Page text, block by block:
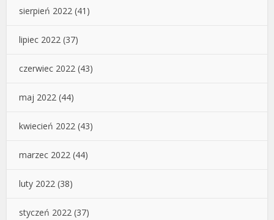
sierpień 2022 (41)
lipiec 2022 (37)
czerwiec 2022 (43)
maj 2022 (44)
kwiecień 2022 (43)
marzec 2022 (44)
luty 2022 (38)
styczeń 2022 (37)